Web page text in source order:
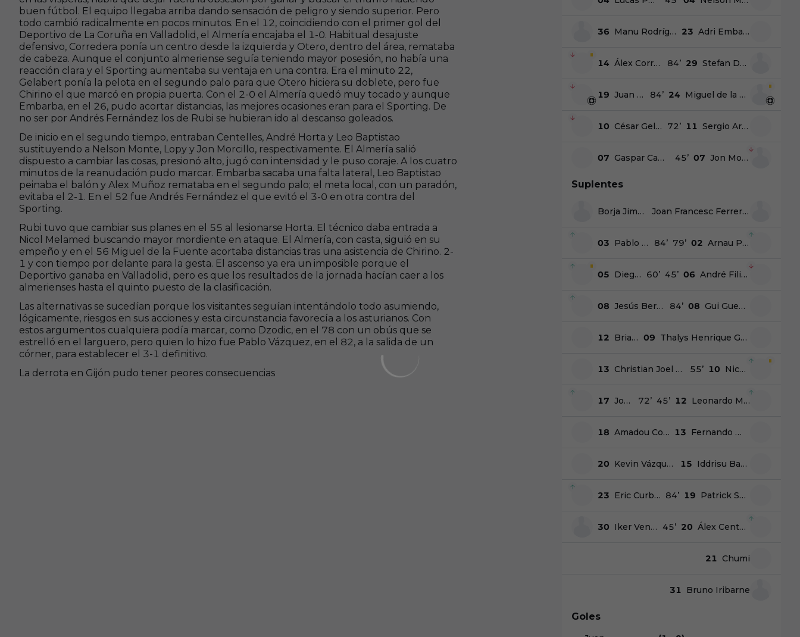
buen fútbol. El equipo llegaba arriba dando sensación de peligro y siendo superior. Pero
todo cambió radicalmente en pocos minutos. En el 12, coincidiendo con el primer gol del
Deportivo de La Coruña en Valladolid, el Almería encajaba el 1-0. Habitual desajuste
defensivo, Corredera ponía un centro desde la izquierda y Otero, dentro del área, remataba
de cabeza. Aunque el conjunto almeriense seguía teniendo mayor posesión, no había una
reacción clara y el Sporting aumentaba su ventaja en una contra. Era el minuto 22,
Gelabert ponía la pelota en el segundo palo para que Otero hiciera su doblete, pero fue
Chirino el que marcó en propia puerta. Con el 2-0 el Almería quedó muy tocado y aunque
Embarba, en el 26, pudo acortar distancias, las mejores ocasiones eran para el Sporting. De
no ser por Andrés Fernández los de Rubi se hubieran ido al descanso goleados.
De inicio en el segundo tiempo, entraban Centelles, André Horta y Leo Baptistao
sustituyendo a Nelson Monte, Lopy y Jon Morcillo, respectivamente. El Almería salió
dispuesto a cambiar las cosas, presionó alto, jugó con intensidad y le puso coraje. A los cuatro
minutos de la reanudación pudo marcar. Embarba sacaba una falta lateral, Leo Baptistao
peinaba el balón y Alex Muñoz remataba en el segundo palo; el meta local, con un paradón,
evitaba el 2-1. En el 52 fue Andrés Fernández el que evitó el 3-0 en otra contra del
Sporting.
Rubi tuvo que cambiar sus planes en el 55 al lesionarse Horta. El técnico daba entrada a
Nicol Melamed buscando mayor mordiente en ataque. El Almería, con casta, siguió en su
empeño y en el 56 Miguel de la Fuente acortaba distancias tras una asistencia de Chirino. 2-
1 y con tiempo por delante para la gesta. El ascenso ya era un imposible porque el
Deportivo ganaba en Valladolid, pero es que los resultados de la jornada hacían caer a los
almerienses hasta el quinto puesto de la clasificación.
Las alternativas se sucedían porque los visitantes seguían intentándolo todo asumiendo,
lógicamente, riesgos en sus acciones y esta circunstancia favorecía a los asturianos. Con
estos argumentos cualquiera podía marcar, como Dzodic, en el 78 con un obús que se
estrelló en el larguero, pero quien lo hizo fue Pablo Vázquez, en el 82, a la salida de un
córner, para establecer el 3-1 definitivo.
La derrota en Gijón pudo tener peores consecuencias
5
36 Manu Rodríguez 23 Adri Embarba
14 Álex Corredera 84’ 29 Stefan Dzodic
19 Juan Otero 84’ 24 Miguel de la Fuente
10 César Gelabert 72’ 11 Sergio Arribas
07 Gaspar Campos 07 Jon Morcillo
45’
Suplentes
Borja Jiménez Joan Francesc Ferrer Sicilia
03 Pablo García 84’ 02 Arnau Puigmal
79’
05 Diego Sánchez 60’ 06 André Filipe Luz Horta
45’
08 Jesús Bernal 84’ 08 Gui Guedes
12 Brian Oliván 09 Thalys Henrique Gomes de Araújo
13 Christian Joel Sánchez Leal 10 Nico Melamed
55’
17 Jonathan Dubasin 72’ 12 Leonardo Micali Carrilho Baptistão
45’
18 Amadou Coundoul 13 Fernando Martínez
20 Kevin Vázquez 15 Iddrisu Baba
23 Eric Curbelo 84’ 19 Patrick Soko
30 Iker Venteo 20 Álex Centelles
45’
21 Chumi
31 Bruno Iribarne
Goles